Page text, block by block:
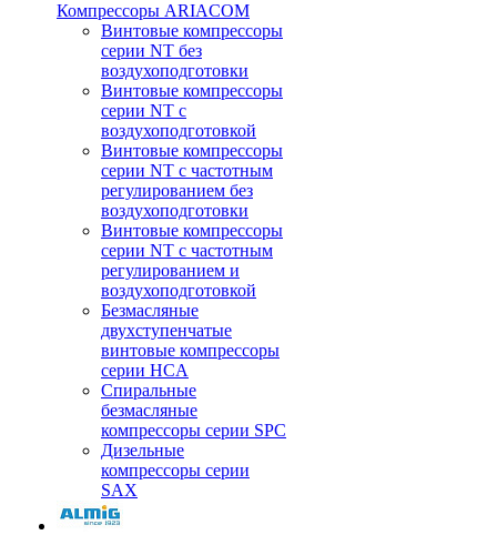
Компрессоры ARIACOM
Винтовые компрессоры
серии NT без
воздухоподготовки
Винтовые компрессоры
серии NT c
воздухоподготовкой
Винтовые компрессоры
серии NT с частотным
регулированием без
воздухоподготовки
Винтовые компрессоры
серии NT с частотным
регулированием и
воздухоподготовкой
Безмасляные
двухступенчатые
винтовые компрессоры
серии HCA
Спиральные
безмасляные
компрессоры серии SPC
Дизельные
компрессоры серии
SAX